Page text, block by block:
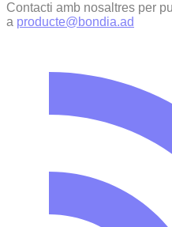
Contacti amb nosaltres per
a producte@bondia.ad